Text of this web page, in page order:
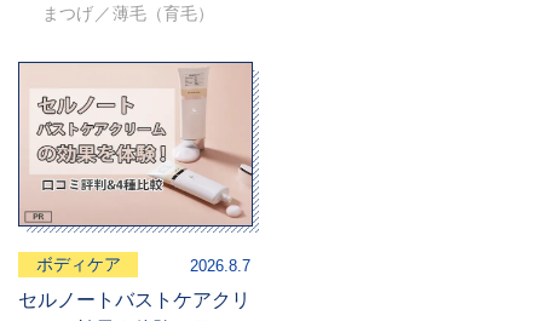
まつげ
薄毛（育毛）
ボディケア 2026.8.7
セルノートバストケアクリ